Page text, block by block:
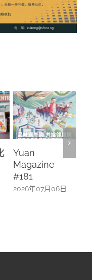
Yuan
Magazine
#181
2026年07月06日